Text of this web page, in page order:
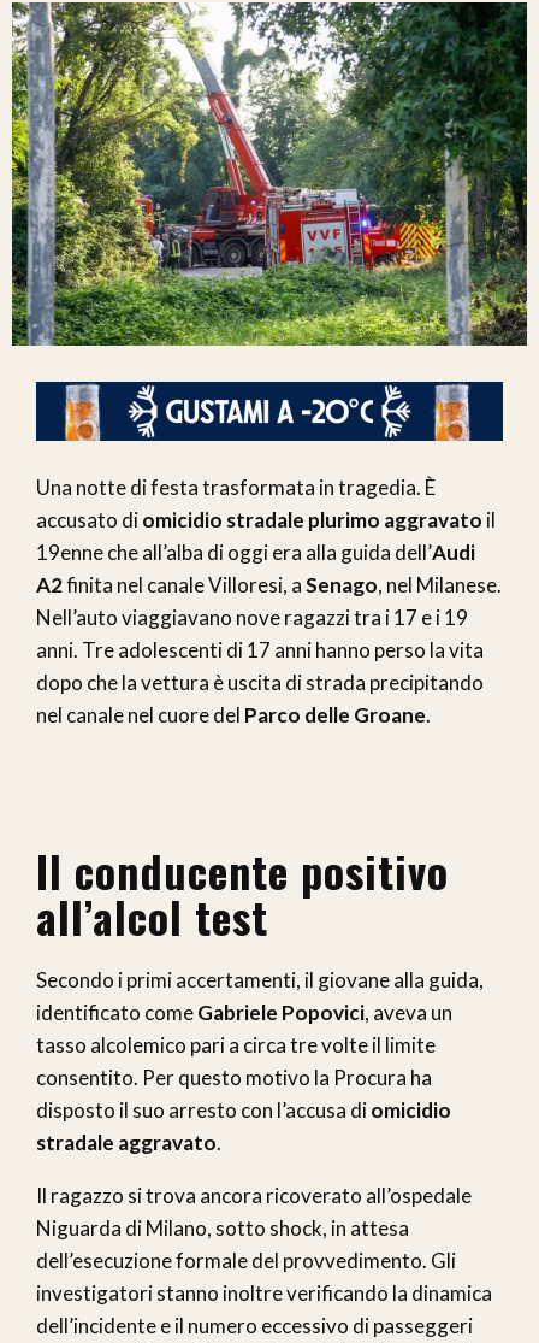
Una notte di festa trasformata in tragedia. È
accusato diomicidio stradale plurimo aggravato il
19enne che all’alba di oggi era alla guida dell’Audi
A2finita nel canale Villoresi, aSenago, nel Milanese.
Nell’auto viaggiavano nove ragazzi tra i 17 e i 19
anni. Tre adolescenti di 17 anni hanno perso la vita
dopo che la vettura è uscita di strada precipitando
nel canale nel cuore del Parco delle Groane.
Il conducente positivo
all’alcol test
Secondo i primi accertamenti, il giovane alla guida,
identificato comeGabriele Popovici, aveva un
tasso alcolemico pari a circa tre volte il limite
consentito. Per questo motivo la Procura ha
disposto il suo arresto con l’accusa diomicidio
stradale aggravato.
Il ragazzo si trova ancora ricoverato all’ospedale
Niguarda di Milano, sotto shock, in attesa
dell’esecuzione formale del provvedimento. Gli
investigatori stanno inoltre verificando la dinamica
dell’incidente e il numero eccessivo di passeggeri